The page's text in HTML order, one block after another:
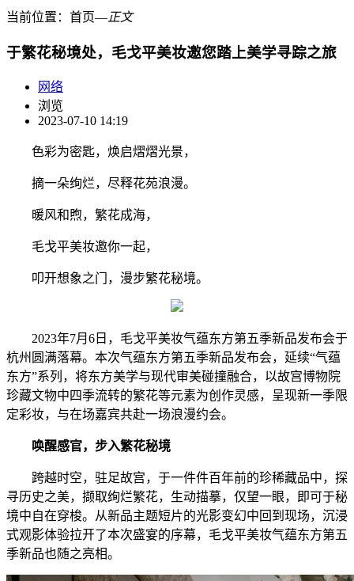
当前位置： 首页―正文
于繁花秘境处，毛戈平美妆邀您踏上美学寻踪之旅
网络
浏览
2023-07-10 14:19
色彩为密匙，焕启熠熠光景，
摘一朵绚烂，尽释花苑浪漫。
暖风和煦，繁花成海，
毛戈平美妆邀你一起，
叩开想象之门，漫步繁花秘境。
2023年7月6日，毛戈平美妆气蕴东方第五季新品发布会于
杭州圆满落幕。本次气蕴东方第五季新品发布会，延续“气蕴
东方”系列，将东方美学与现代审美碰撞融合，以故宫博物院
珍藏文物中四季流转的繁花等元素为创作灵感，呈现新一季限
定彩妆，与在场嘉宾共赴一场浪漫约会。
唤醒感官，步入繁花秘境
跨越时空，驻足故宫，于一件件百年前的珍稀藏品中，探
寻历史之美，撷取绚烂繁花，生动描摹，仅望一眼，即可于秘
境中自在穿梭。从新品主题短片的光影变幻中回到现场，沉浸
式观影体验拉开了本次盛宴的序幕，毛戈平美妆气蕴东方第五
季新品也随之亮相。